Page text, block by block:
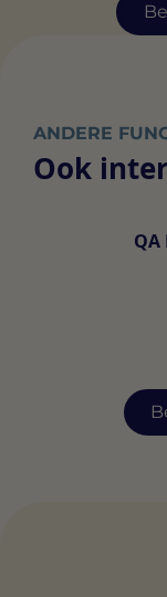
ANDERE
Ook
QA